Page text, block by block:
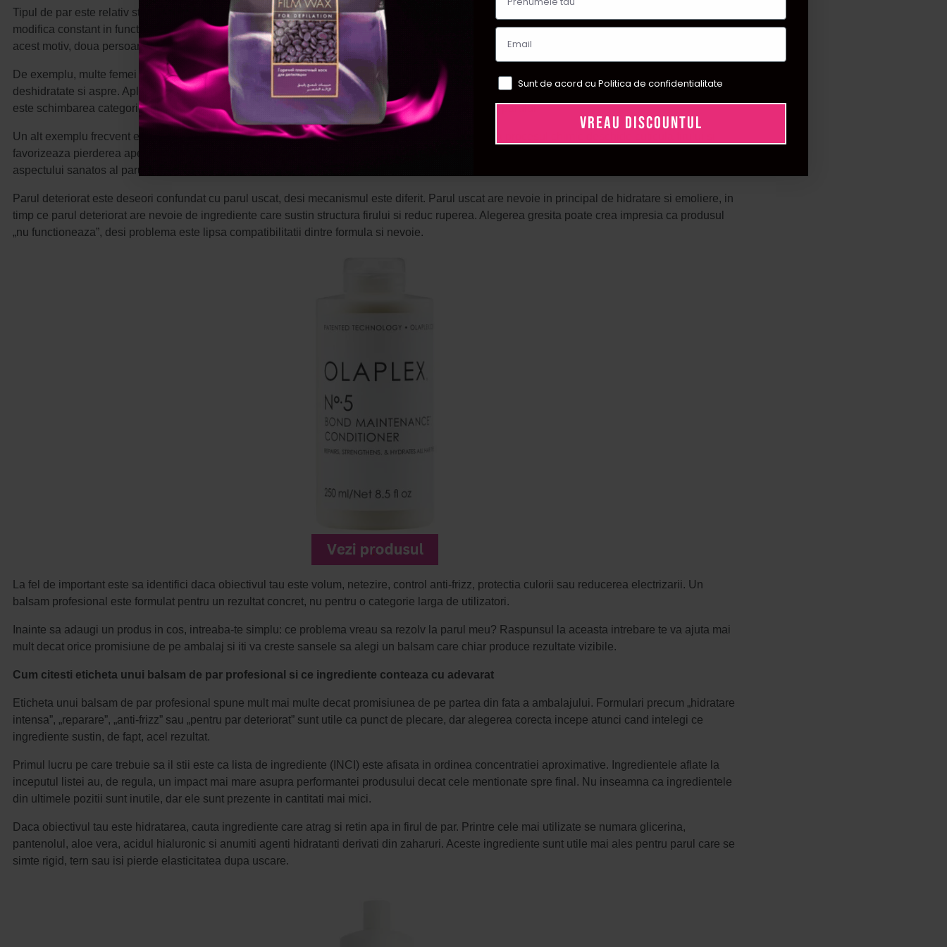
Tipul de par este relativ stabil si tine de caracteristici naturale precum grosimea firului, nivelul de sebum sau textura. In schimb, starea parului se
modifica constant in functie de vopsire, decolorare, folosirea placii, expunerea la soare, sezon, rutina de ingrijire sau chiar calitatea apei. Din
acest motiv, doua persoane cu acelasi tip de par pot avea nevoie de balsamuri complet diferite.
De exemplu, multe femei spun ca au „par gras”, dar problema reala este adesea diferita: scalpul produce sebum, in timp ce lungimile sunt
deshidratate si aspre. Aplicarea unui balsam prea lejer poate lasa varfurile fara protectie, iar unul prea bogat poate incarca radacinile. Solutia nu
este schimbarea categoriei de produs, ci alegerea unei formule adaptate comportamentului real al parului.
Un alt exemplu frecvent este parul vopsit. Problema principala nu este culoarea in sine, ci faptul ca procesul chimic deschide cuticula firului si
favorizeaza pierderea apei si a lipidelor naturale. In acest caz, balsamul trebuie sa ajute la netezirea cuticulei, reducerea porozitatii si mentinerea
aspectului sanatos al parului intre doua vizite la salon.
Parul deteriorat este deseori confundat cu parul uscat, desi mecanismul este diferit. Parul uscat are nevoie in principal de hidratare si emoliere, in
timp ce parul deteriorat are nevoie de ingrediente care sustin structura firului si reduc ruperea. Alegerea gresita poate crea impresia ca produsul
„nu functioneaza”, desi problema este lipsa compatibilitatii dintre formula si nevoie.
La fel de important este sa identifici daca obiectivul tau este volum, netezire, control anti-frizz, protectia culorii sau reducerea electrizarii. Un
balsam profesional este formulat pentru un rezultat concret, nu pentru o categorie larga de utilizatori.
Inainte sa adaugi un produs in cos, intreaba-te simplu: ce problema vreau sa rezolv la parul meu? Raspunsul la aceasta intrebare te va ajuta mai
mult decat orice promisiune de pe ambalaj si iti va creste sansele sa alegi un balsam care chiar produce rezultate vizibile.
Cum citesti eticheta unui balsam de par profesional si ce ingrediente conteaza cu adevarat
Eticheta unui balsam de par profesional spune mult mai multe decat promisiunea de pe partea din fata a ambalajului. Formulari precum „hidratare
intensa”, „reparare”, „anti-frizz” sau „pentru par deteriorat” sunt utile ca punct de plecare, dar alegerea corecta incepe atunci cand intelegi ce
ingrediente sustin, de fapt, acel rezultat.
Primul lucru pe care trebuie sa il stii este ca lista de ingrediente (INCI) este afisata in ordinea concentratiei aproximative. Ingredientele aflate la
inceputul listei au, de regula, un impact mai mare asupra performantei produsului decat cele mentionate spre final. Nu inseamna ca ingredientele
din ultimele pozitii sunt inutile, dar ele sunt prezente in cantitati mai mici.
Daca obiectivul tau este hidratarea, cauta ingrediente care atrag si retin apa in firul de par. Printre cele mai utilizate se numara glicerina,
pantenolul, aloe vera, acidul hialuronic si anumiti agenti hidratanti derivati din zaharuri. Aceste ingrediente sunt utile mai ales pentru parul care se
simte rigid, tern sau isi pierde elasticitatea dupa uscare.
Sunt de acord cu Politica de confidentialitate
VREAU DISCOUNTUL